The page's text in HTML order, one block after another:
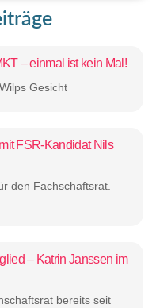
– einmal ist kein Mal!
Gesicht
FSR-Kandidat Nils
den Fachschaftsrat.
– Katrin Janssen im
bereits seit